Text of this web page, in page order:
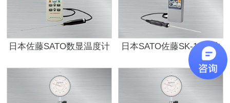
日本佐藤SATO数显温度计
日本SATO佐藤SK-1260防
水型数显温度计